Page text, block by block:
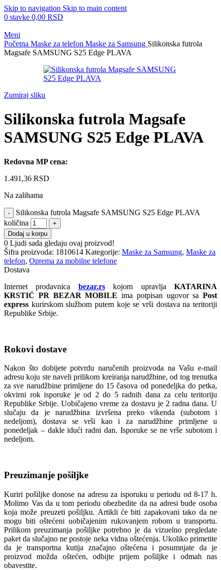
Skip to navigation Skip to main content
0 stavke 0,00 RSD
Meni
Početna Maske za telefon Maske za Samsung Silikonska futrola
Magsafe SAMSUNG S25 Edge PLAVA
Zumiraj sliku
Silikonska futrola Magsafe
SAMSUNG S25 Edge PLAVA
Redovna MP cena:
1.491,36 RSD
Na zalihama
Silikonska futrola Magsafe SAMSUNG S25 Edge PLAVA
količina
Dodaj u korpu
0 Ljudi sada gledaju ovaj proizvod!
Šifra proizvoda: 1810614 Kategorije: Maske za Samsung, Maske za
telefon, Oprema za mobilne telefone
Dostava
Internet prodavnica bezar.rskojom upravljaKATARINA
KRSTIĆ PR BEZAR MOBILE ima potpisan ugovor sa Post
express kurirskom službom putem koje se vrši dostava na teritoriji
Republike Srbije.
Rokovi dostave
Nakon što dobijete potvrdu naručenih proizvoda na Vašu e-mail
adresu koju ste naveli prilikom kreiranja narudžbine, od tog trenutka
za sve narudžbine primljene do 15 časova od ponedeljka do petka,
okvirni rok isporuke je od 2 do 5 radnih dana za celu teritoriju
Republike Srbije. Uobičajeno vreme za dostavu je 2 radna dana. U
slučaju da je narudžbina izvršena preko vikenda (subotom i
nedeljom), dostava se vrši kao i za narudžbine primljene u
ponedeljak – dakle idući radni dan. Isporuke se ne vrše subotom i
nedeljom.
Preuzimanje pošiljke
Kuriri pošiljke donose na adresu za isporuku u periodu od 8-17 h.
Molimo Vas da u tom periodu obezbedite da na adresi bude osoba
koja može preuzeti pošiljku. Artikli će biti zapakovani tako da ne
mogu biti oštećeni uobičajenim rukovanjem robom u transportu.
Prilikom preuzimanja pošiljke potrebno je da vizuelno pregledate
paket da slučajno ne postoje neka vidna oštećenja. Ukoliko primetite
da je transportna kutija značajno oštećena i posumnjate da je
proizvod možda oštećen, odbijte prijem pošiljke i odmah nas
obavestite.